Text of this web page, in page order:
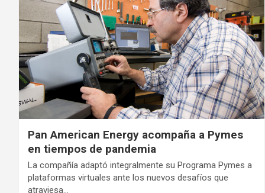
Pan American Energy acompaña a Pymes
en tiempos de pandemia
La compañía adaptó integralmente su Programa Pymes a
plataformas virtuales ante los nuevos desafíos que
atraviesa…